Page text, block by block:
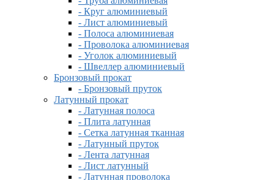
- Круг алюминиевый
- Лист алюминиевый
- Полоса алюминиевая
- Проволока алюминиевая
- Уголок алюминиевый
- Швеллер алюминиевый
Бронзовый прокат
- Бронзовый пруток
Латунный прокат
- Латунная полоса
- Плита латунная
- Сетка латунная тканная
- Латунный пруток
- Лента латунная
- Лист латунный
- Латунная проволока